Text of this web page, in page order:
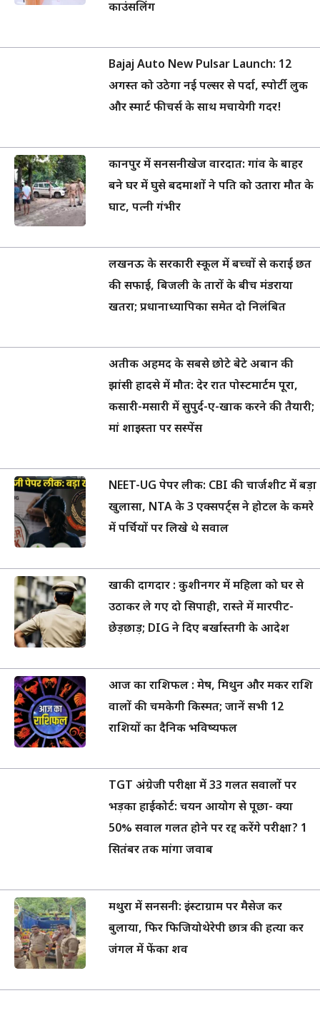
काउंसलिंग
Bajaj Auto New Pulsar Launch: 12
अगस्त को उठेगा नई पल्सर से पर्दा, स्पोर्टी लुक
और स्मार्ट फीचर्स के साथ मचायेगी गदर!
कानपुर में सनसनीखेज वारदात: गांव के बाहर
बने घर में घुसे बदमाशों ने पति को उतारा मौत के
घाट, पत्नी गंभीर
लखनऊ के सरकारी स्कूल में बच्चों से कराई छत
की सफाई, बिजली के तारों के बीच मंडराया
खतरा; प्रधानाध्यापिका समेत दो निलंबित
अतीक अहमद के सबसे छोटे बेटे अबान की
झांसी हादसे में मौत: देर रात पोस्टमार्टम पूरा,
कसारी-मसारी में सुपुर्द-ए-खाक करने की तैयारी;
मां शाइस्ता पर सस्पेंस
NEET-UG पेपर लीक: CBI की चार्जशीट में बड़ा
खुलासा, NTA के 3 एक्सपर्ट्स ने होटल के कमरे
में पर्चियों पर लिखे थे सवाल
खाकी दागदार : कुशीनगर में महिला को घर से
उठाकर ले गए दो सिपाही, रास्ते में मारपीट-
छेड़छाड़; DIG ने दिए बर्खास्तगी के आदेश
आज का राशिफल : मेष, मिथुन और मकर राशि
वालों की चमकेगी किस्मत; जानें सभी 12
राशियों का दैनिक भविष्यफल
TGT अंग्रेजी परीक्षा में 33 गलत सवालों पर
भड़का हाईकोर्ट: चयन आयोग से पूछा- क्या
50% सवाल गलत होने पर रद्द करेंगे परीक्षा? 1
सितंबर तक मांगा जवाब
मथुरा में सनसनी: इंस्टाग्राम पर मैसेज कर
बुलाया, फिर फिजियोथेरेपी छात्र की हत्या कर
जंगल में फेंका शव